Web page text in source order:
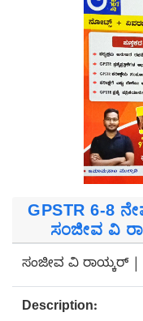
GPSTR 6-8
ಸಂಜೀವ ವಿ
ಸಂಜೀವ ವಿ ರಾಯ್ಕರ್ |
Description: